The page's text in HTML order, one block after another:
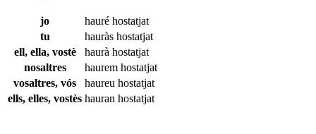
jo hauré hostatjat
tu
hauràs hostatjat
ell, ella, vostè
haurà hostatjat
nosaltres
haurem hostatjat
vosaltres, vós
haureu hostatjat
ells, elles, vostès hauran hostatjat